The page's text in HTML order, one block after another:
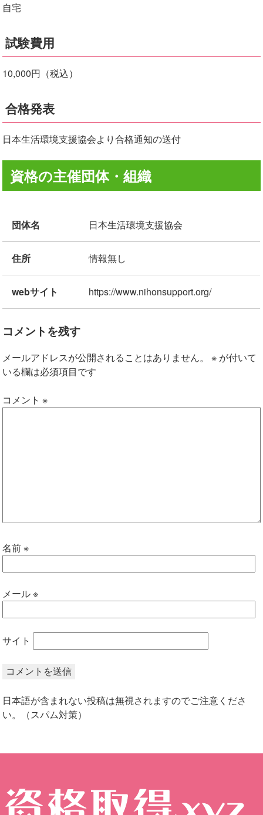
自宅
試験費用
10,000円（税込）
合格発表
日本生活環境支援協会より合格通知の送付
資格の主催団体・組織
団体名 日本生活環境支援協会
住所 情報無し
webサイト https://www.nihonsupport.org/
コメントを残す
メールアドレスが公開されることはありません。 ※ が付いて
いる欄は必須項目です
コメント※
名前※
メール※
サイト
日本語が含まれない投稿は無視されますのでご注意くださ
い。（スパム対策）